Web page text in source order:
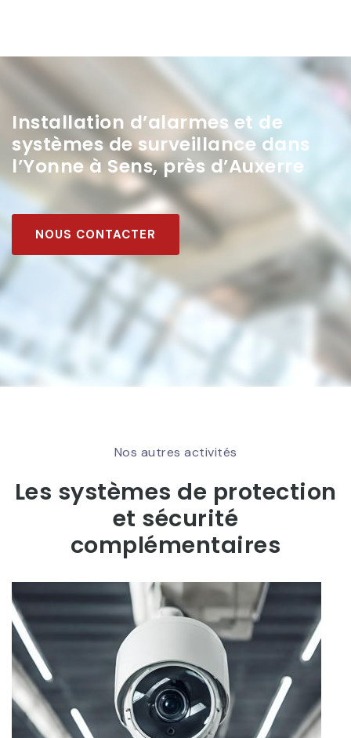
Installation d’alarmes et de
systèmes de surveillance dans
l’Yonne à Sens, près d’Auxerre
NOUS CONTACTER
Nos autres activités
Les systèmes de protection
et sécurité
complémentaires